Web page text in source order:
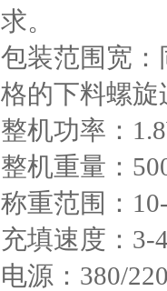
求。
包装范围宽：
格的下料螺
整机功率：
整机重量：
称重范围：
充填速度：3-
电源：380/